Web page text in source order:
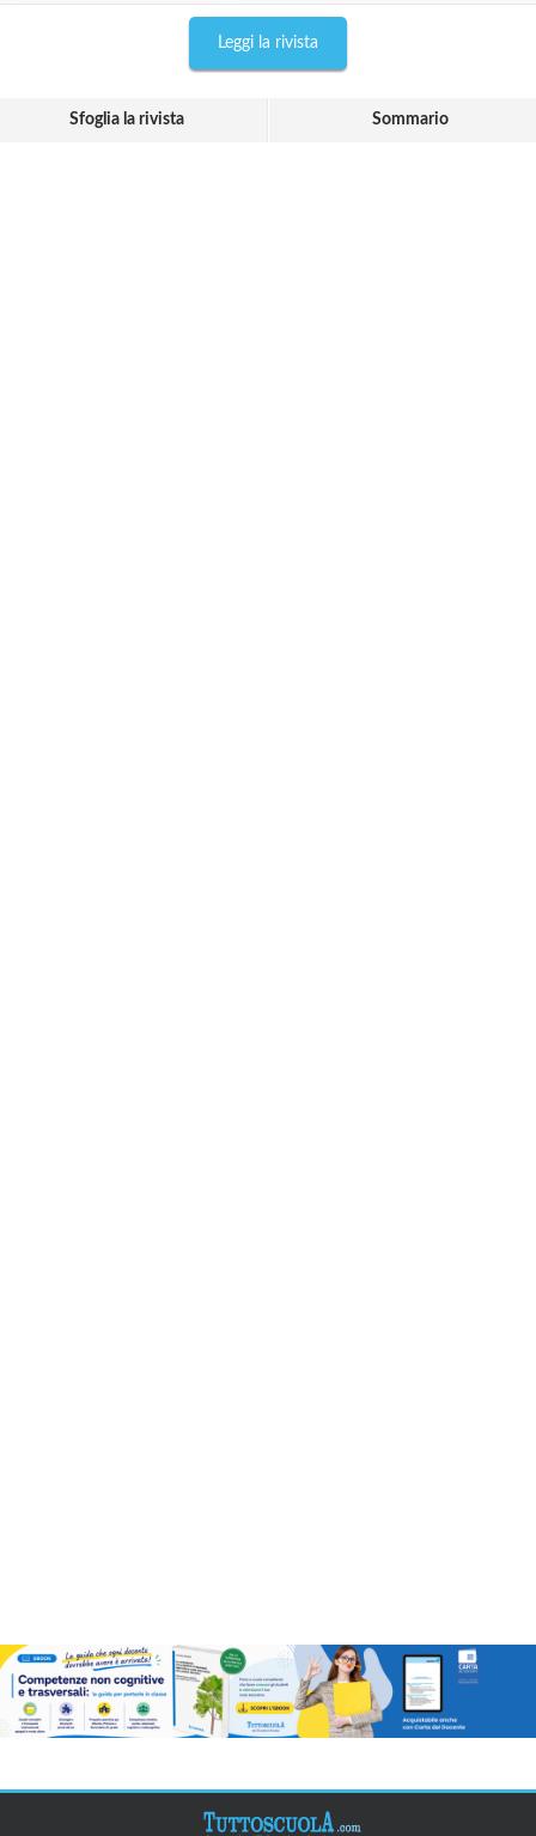
Leggi la rivista
Sfoglia la rivista Sommario